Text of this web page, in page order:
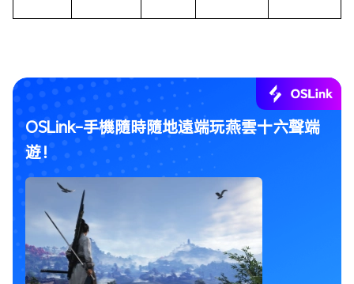
OSLink-手機隨時隨地遠端玩燕雲十六聲端
遊！